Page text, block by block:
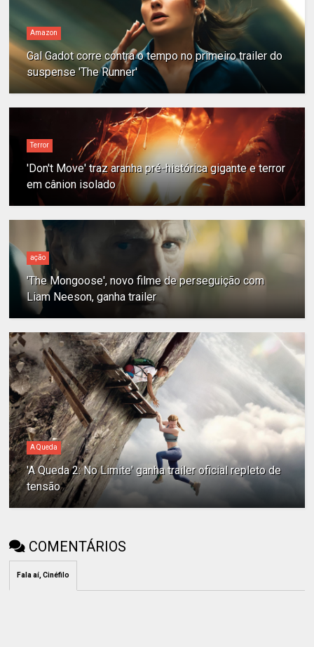
Amazon
Gal Gadot corre contra o tempo no primeiro trailer do
suspense 'The Runner'
Terror
'Don't Move' traz aranha pré-histórica gigante e terror
em cânion isolado
ação
'The Mongoose', novo filme de perseguição com
Liam Neeson, ganha trailer
A Queda
'A Queda 2: No Limite' ganha trailer oficial repleto de
tensão
COMENTÁRIOS
Fala aí, Cinéfilo